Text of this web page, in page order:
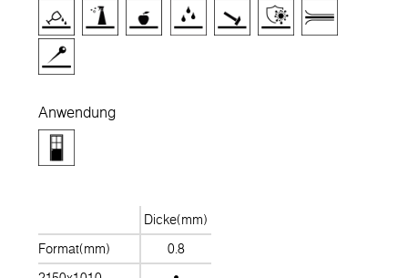
Anwendung
Dicke(mm)
Format(mm)
0.8